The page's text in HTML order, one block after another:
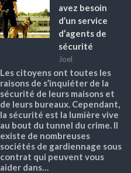
avez besoin
d’un service
d’agents de
sécurité
Joel
Les citoyens ont toutes les
raisons de s’inquiéter de la
sécurité de leurs maisons et
de leurs bureaux. Cependant,
la sécurité est la lumière vive
au bout du tunnel du crime. Il
existe de nombreuses
sociétés de gardiennage sous
contrat qui peuvent vous
aider dans…